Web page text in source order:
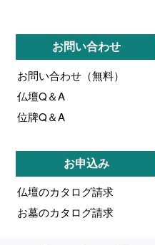
お問い合わせ
お問い合わせ（無料）
仏壇Q＆A
位牌Q＆A
お申込み
仏壇のカタログ請求
お墓のカタログ請求